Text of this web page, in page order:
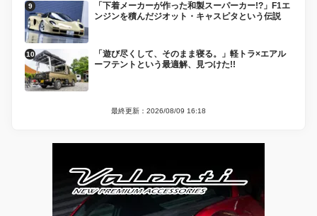
「下着メーカーが作った和製スーパーカー!?」F1エ
ンジンを積んだジオット・キャスピタという伝説
「遊び尽くして、そのまま寝る。」軽トラ×エアル
ーフテントという最適解、見つけた!!
最終更新：2026/08/09 16:18